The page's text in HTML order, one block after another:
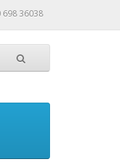
698 36038